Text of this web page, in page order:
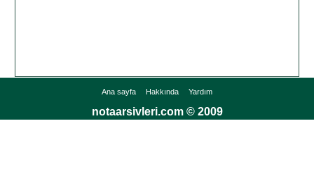
Ana sayfa Hakkında Yardım
notaarsivleri.com © 2009